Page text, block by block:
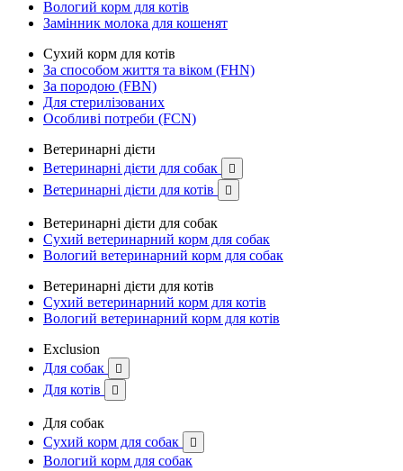
Вологий корм для котів
Замінник молока для кошенят
Сухий корм для котів
За способом життя та віком (FHN)
За породою (FBN)
Для стерилізованих
Особливі потреби (FCN)
Ветеринарні дієти
Ветеринарні дієти для собак

Ветеринарні дієти для котів 
Ветеринарні дієти для собак
Сухий ветеринарний корм для собак
Вологий ветеринарний корм для собак
Ветеринарні дієти для котів
Сухий ветеринарний корм для котів
Вологий ветеринарний корм для котів
Exclusion
Для собак

Для котів 
Для собак
Сухий корм для собак

Вологий корм для собак